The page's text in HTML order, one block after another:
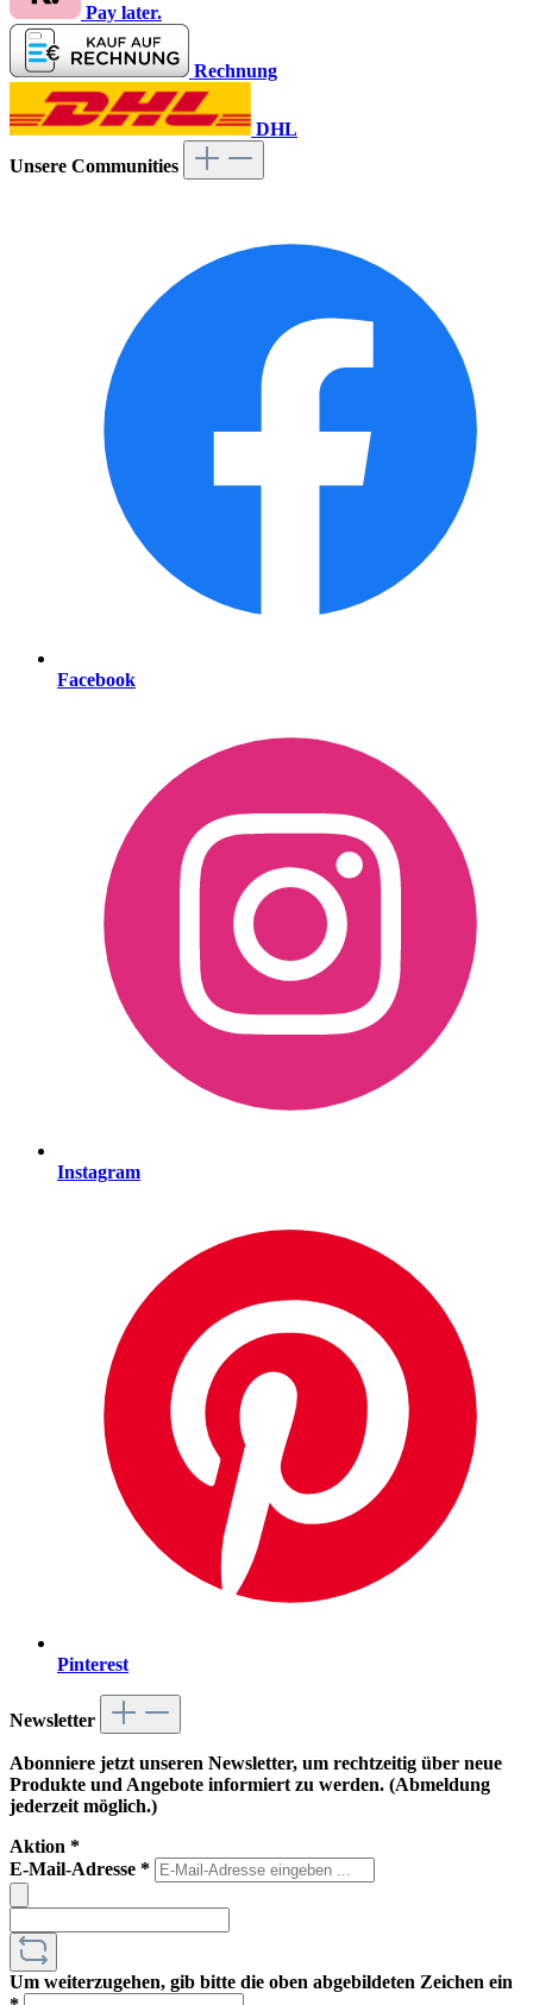
Pay later.
Rechnung
DHL
Unsere Communities
Facebook
Instagram
Pinterest
Newsletter
Abonniere jetzt unseren Newsletter, um rechtzeitig über neue
Produkte und Angebote informiert zu werden. (Abmeldung
jederzeit möglich.)
Aktion *
E-Mail-Adresse *
Um weiterzugehen, gib bitte die oben abgebildeten Zeichen ein